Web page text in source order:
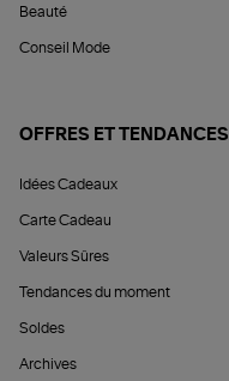
Beauté
Conseil Mode
OFFRES ET TENDANCES
Idées Cadeaux
Carte Cadeau
Valeurs Sûres
Tendances du moment
Soldes
Archives